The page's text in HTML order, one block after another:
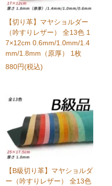
【切り革】マヤショルダー
（吟すりレザー） 全13色 1
7×12cm 0.6mm/1.0mm/1.4
mm/1.8mm（原厚） 1枚
880円(税込)
【B級切り革】マヤショルダ
ー（吟すりレザー） 全13色